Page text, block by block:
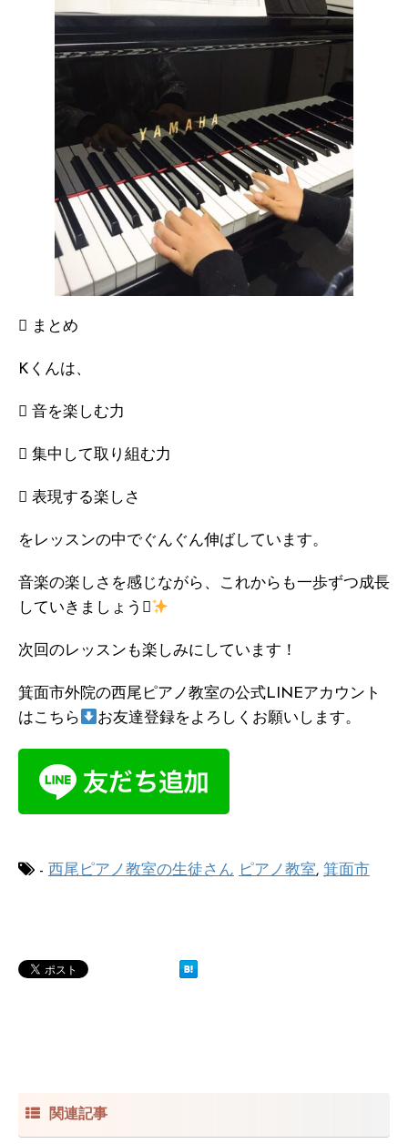
 まとめ
Kくんは、
 音を楽しむ力
 集中して取り組む力
 表現する楽しさ
をレッスンの中でぐんぐん伸ばしています。
音楽の楽しさを感じながら、これからも一歩ずつ成長
していきましょう
次回のレッスンも楽しみにしています！
箕面市外院の西尾ピアノ教室の公式LINEアカウント
はこちら
お友達登録をよろしくお願いします。
- 西尾ピアノ教室の生徒さん ピアノ教室, 箕面市
関連記事